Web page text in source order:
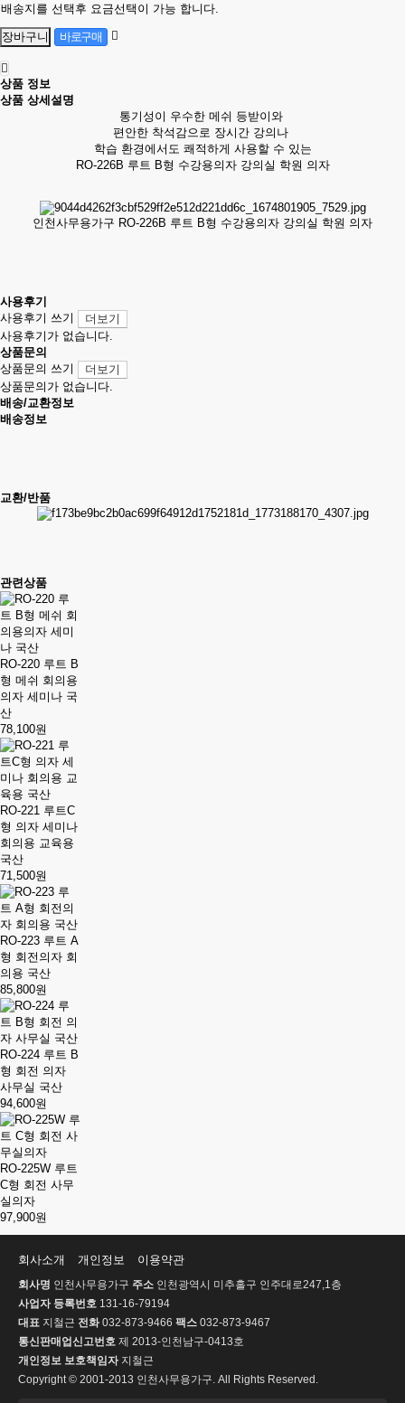
배송지를 선택후 요금선택이 가능 합니다.
상품 정보
상품 상세설명
통기성이 우수한 메쉬 등받이와
편안한 착석감으로 장시간 강의나
학습 환경에서도 쾌적하게 사용할 수 있는
RO-226B 루트 B형 수강용의자 강의실 학원 의자
인천사무용가구 RO-226B 루트 B형 수강용의자 강의실 학원 의자
사용후기
사용후기 쓰기
더보기
사용후기가 없습니다.
상품문의
상품문의 쓰기
더보기
상품문의가 없습니다.
배송/교환정보
배송정보
교환/반품
관련상품
RO-220 루트 B
형 메쉬 회의용
의자 세미나 국
산
78,100원
RO-221 루트C
형 의자 세미나
회의용 교육용
국산
71,500원
RO-223 루트 A
형 회전의자 회
의용 국산
85,800원
RO-224 루트 B
형 회전 의자
사무실 국산
94,600원
RO-225W 루트
C형 회전 사무
실의자
97,900원
회사소개 개인정보 이용약관
회사명 인천사무용가구 주소 인천광역시 미추홀구 인주대로247,1층
사업자 등록번호 131-16-79194
대표 지철근 전화032-873-9466 팩스 032-873-9467
통신판매업신고번호 제 2013-인천남구-0413호
개인정보 보호책임자지철근
Copyright © 2001-2013 인천사무용가구. All Rights Reserved.